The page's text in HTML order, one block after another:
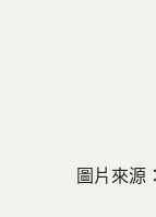
圖片來源